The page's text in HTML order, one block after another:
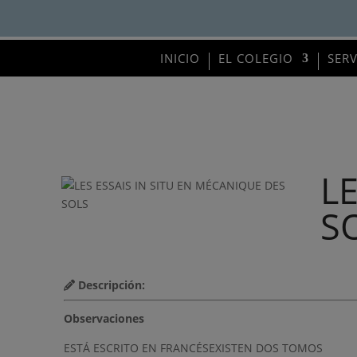
INICIO EL COLEGIO
Descripción:
Observaciones
ESTÁ ESCRITO EN FRANCÉSEXISTEN DOS TOMOS